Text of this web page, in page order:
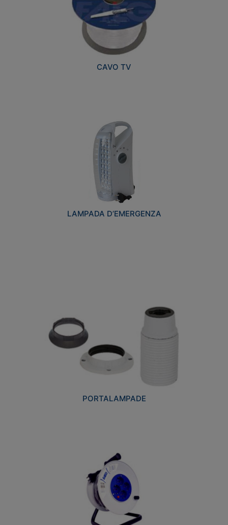
CAVO TV
LAMPADA D’EMERGENZA
PORTALAMPADE